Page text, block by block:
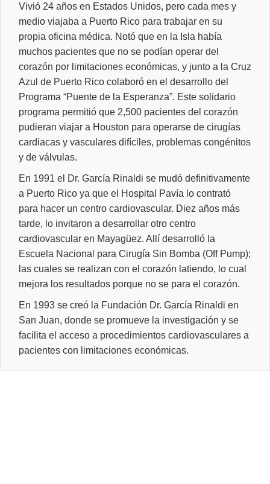
Vivió 24 años en Estados Unidos, pero cada mes y
medio viajaba a Puerto Rico para trabajar en su
propia oficina médica. Notó que en la Isla había
muchos pacientes que no se podían operar del
corazón por limitaciones económicas, y junto a la Cruz
Azul de Puerto Rico colaboró en el desarrollo del
Programa “Puente de la Esperanza”. Este solidario
programa permitió que 2,500 pacientes del corazón
pudieran viajar a Houston para operarse de cirugías
cardiacas y vasculares difíciles, problemas congénitos
y de válvulas.
En 1991 el Dr. García Rinaldi se mudó definitivamente
a Puerto Rico ya que el Hospital Pavía lo contrató
para hacer un centro cardiovascular. Diez años más
tarde, lo invitaron a desarrollar otro centro
cardiovascular en Mayagüez. Allí desarrolló la
Escuela Nacional para Cirugía Sin Bomba (Off Pump);
las cuales se realizan con el corazón latiendo, lo cual
mejora los resultados porque no se para el corazón.
En 1993 se creó la Fundación Dr. García Rinaldi en
San Juan, donde se promueve la investigación y se
facilita el acceso a procedimientos cardiovasculares a
pacientes con limitaciones económicas.